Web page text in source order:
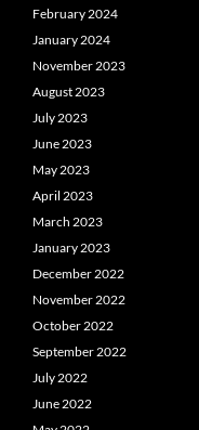
February 2024
January 2024
November 2023
August 2023
July 2023
June 2023
May 2023
April 2023
March 2023
January 2023
December 2022
November 2022
October 2022
September 2022
July 2022
June 2022